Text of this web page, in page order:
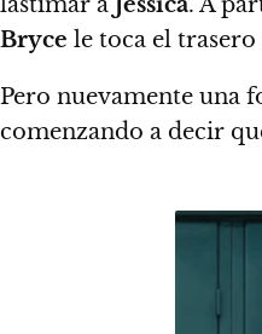
Bryce le toca el
Pero nuevamente una
comenzando a decir